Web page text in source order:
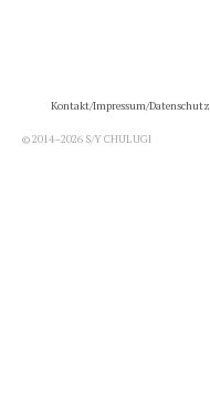
Kontakt/Impressum/Datenschutz
© 2014–2026 S/Y CHULUGI